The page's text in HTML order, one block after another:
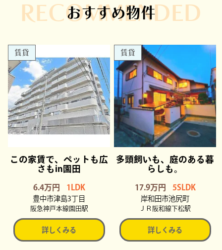
RECOMMENDED
おすすめ物件
賃貸
この家賃で、ペットも広
さもin園田
6.4万円 1LDK
豊中市津島3丁目
阪急神戸本線園田駅
詳しくみる
賃貸
多頭飼いも、庭のある暮
らしも。
17.9万円 5SLDK
岸和田市池尻町
ＪＲ阪和線下松駅
詳しくみる